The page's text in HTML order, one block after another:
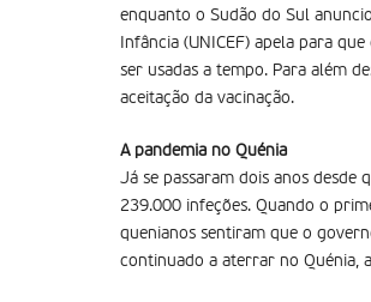
enquanto o Sudão do Sul
Infância (UNICEF) apela para
ser usadas a tempo. Para além
aceitação da vacinação.
A pandemia no Quénia
Já se passaram dois anos desde
239.000 infeções. Quando o
quenianos sentiram que o
continuado a aterrar no Quénia,